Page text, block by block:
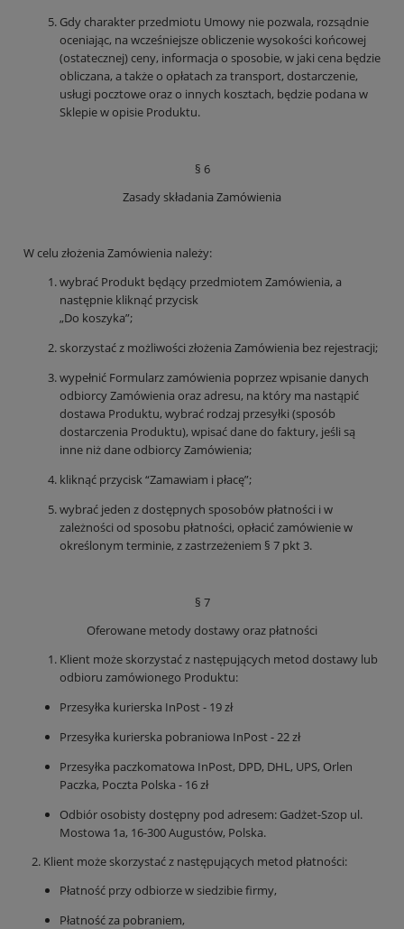
Gdy charakter przedmiotu Umowy nie pozwala, rozsądnie
oceniając, na wcześniejsze obliczenie wysokości końcowej
(ostatecznej) ceny, informacja o sposobie, w jaki cena będzie
obliczana, a także o opłatach za transport, dostarczenie,
usługi pocztowe oraz o innych kosztach, będzie podana w
Sklepie w opisie Produktu.
§ 6
Zasady składania Zamówienia
W celu złożenia Zamówienia należy:
wybrać Produkt będący przedmiotem Zamówienia, a
następnie kliknąć przycisk
„Do koszyka”;
skorzystać z możliwości złożenia Zamówienia bez rejestracji;
wypełnić Formularz zamówienia poprzez wpisanie danych
odbiorcy Zamówienia oraz adresu, na który ma nastąpić
dostawa Produktu, wybrać rodzaj przesyłki (sposób
dostarczenia Produktu), wpisać dane do faktury, jeśli są
inne niż dane odbiorcy Zamówienia;
kliknąć przycisk “Zamawiam i płacę”;
wybrać jeden z dostępnych sposobów płatności i w
zależności od sposobu płatności, opłacić zamówienie w
określonym terminie, z zastrzeżeniem § 7 pkt 3.
§ 7
Oferowane metody dostawy oraz płatności
Klient może skorzystać z następujących metod dostawy lub
odbioru zamówionego Produktu:
Przesyłka kurierska InPost - 19 zł
Przesyłka kurierska pobraniowa InPost - 22 zł
Przesyłka paczkomatowa InPost, DPD, DHL, UPS, Orlen
Paczka, Poczta Polska - 16 zł
Odbiór osobisty dostępny pod adresem: Gadżet-Szop ul.
Mostowa 1a, 16-300 Augustów, Polska.
2. Klient może skorzystać z następujących metod płatności:
Płatność przy odbiorze w siedzibie firmy,
Płatność za pobraniem,